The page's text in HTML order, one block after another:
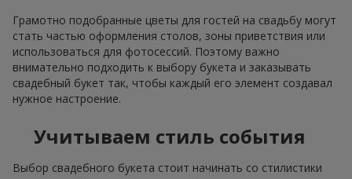
Грамотно подобранные цветы для гостей на свадьбу могут
стать частью оформления столов, зоны приветствия или
использоваться для фотосессий. Поэтому важно
внимательно подходить к выбору букета и заказывать
свадебный букет так, чтобы каждый его элемент создавал
нужное настроение.
Учитываем стиль события
Выбор свадебного букета стоит начинать со стилистики